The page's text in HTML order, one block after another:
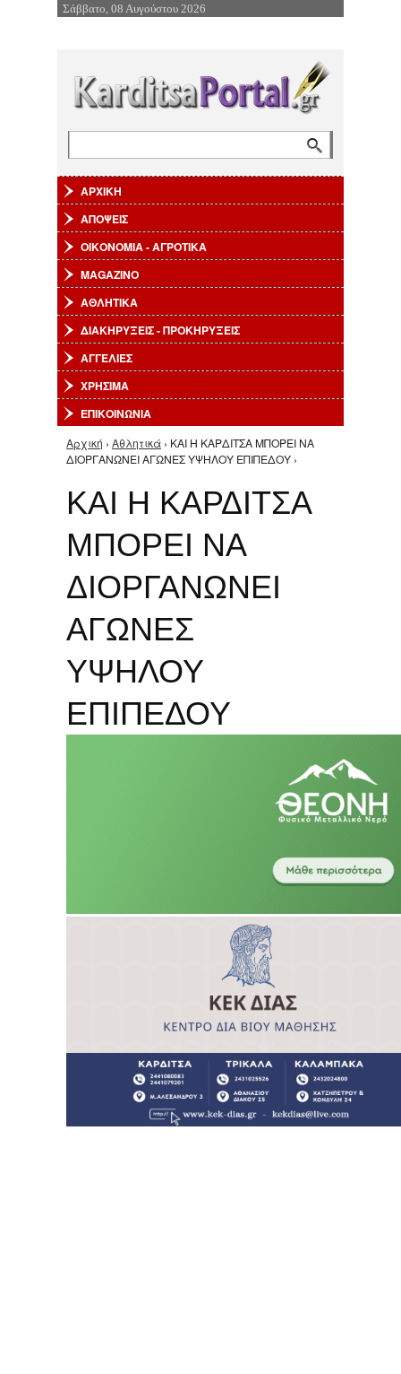
Επιστροφή στην Πλοήγηση
Σάββατο, 08 Αυγούστου 2026
ΑΡΧΙΚΗ
ΑΠΟΨΕΙΣ
ΟΙΚΟΝΟΜΙΑ - ΑΓΡΟΤΙΚΑ
MAGAZINO
ΑΘΛΗΤΙΚΑ
ΔΙΑΚΗΡΥΞΕΙΣ - ΠΡΟΚΗΡΥΞΕΙΣ
ΑΓΓΕΛΙΕΣ
ΧΡΗΣΙΜΑ
ΕΠΙΚΟΙΝΩΝΙΑ
Είστε εδώ
Αρχική › Αθλητικά › ΚΑΙ Η ΚΑΡΔΙΤΣΑ ΜΠΟΡΕΙ ΝΑ
ΔΙΟΡΓΑΝΩΝΕΙ ΑΓΩΝΕΣ ΥΨΗΛΟΥ ΕΠΙΠΕΔΟΥ ›
ΚΑΙ Η ΚΑΡΔΙΤΣΑ
ΜΠΟΡΕΙ ΝΑ
ΔΙΟΡΓΑΝΩΝΕΙ
ΑΓΩΝΕΣ
ΥΨΗΛΟΥ
ΕΠΙΠΕΔΟΥ